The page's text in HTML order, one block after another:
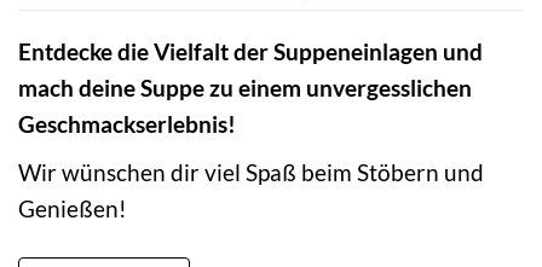
Entdecke die Vielfalt der Suppeneinlagen und
mach deine Suppe zu einem unvergesslichen
Geschmackserlebnis!
Wir wünschen dir viel Spaß beim Stöbern und
Genießen!